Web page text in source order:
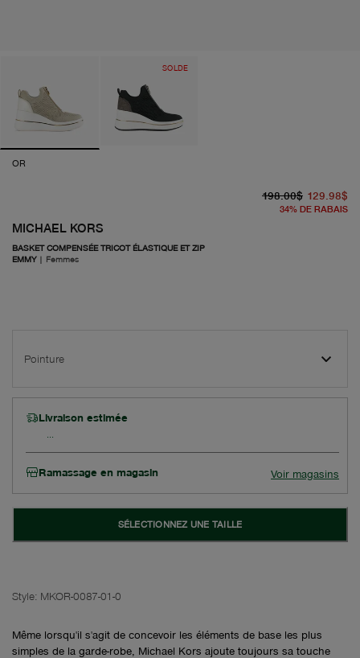
SOLDE
OR
MICHAEL KORS
BASKET COMPENSÉE TRICOT ÉLASTIQUE ET ZIP
EMMY| Femmes
198.00$ 129.98$
34% DE RABAIS
Pointure
Livraison estimée
Ramassage en magasin Voir magasins
SÉLECTIONNEZ UNE TAILLE
Style: MKOR-0087-01-0
Même lorsqu'il s'agit de concevoir les éléments de base les plus
simples de la garde-robe, Michael Kors ajoute toujours sa touche